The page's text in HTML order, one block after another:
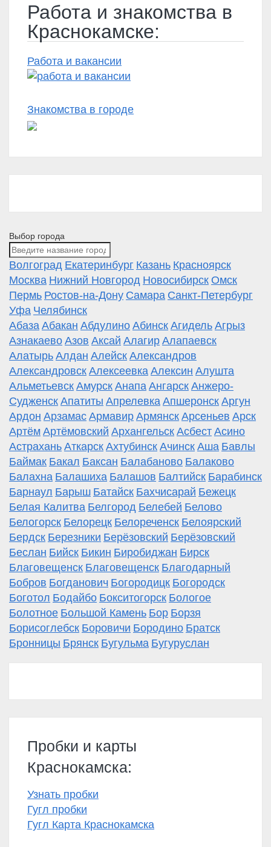
Работа и знакомства в
Краснокамске:
Работа и вакансии
Знакомства в городе
Выбор города
Волгоград Екатеринбург Казань Красноярск
Москва Нижний Новгород Новосибирск Омск
Пермь Ростов-на-Дону Самара Санкт-Петербург
Уфа Челябинск
Абаза Абакан Абдулино Абинск Агидель Агрыз
Азнакаево Азов Аксай Алагир Алапаевск
Алатырь Алдан Алейск Александров
Александровск Алексеевка Алексин Алушта
Альметьевск Амурск Анапа Ангарск Анжеро-
Судженск Апатиты Апрелевка Апшеронск Аргун
Ардон Арзамас Армавир Армянск Арсеньев Арск
Артём Артёмовский Архангельск Асбест Асино
Астрахань Аткарск Ахтубинск Ачинск Аша Бавлы
Баймак Бакал Баксан Балабаново Балаково
Балахна Балашиха Балашов Балтийск Барабинск
Барнаул Барыш Батайск Бахчисарай Бежецк
Белая Калитва Белгород Белебей Белово
Белогорск Белорецк Белореченск Белоярский
Бердск Березники Берёзовский Берёзовский
Беслан Бийск Бикин Биробиджан Бирск
Благовещенск Благовещенск Благодарный
Бобров Богданович Богородицк Богородск
Боготол Бодайбо Бокситогорск Бологое
Болотное Большой Камень Бор Борзя
Борисоглебск Боровичи Бородино Братск
Бронницы Брянск Бугульма Бугуруслан
Пробки и карты
Краснокамска:
Узнать пробки
Гугл пробки
Гугл Карта Краснокамска